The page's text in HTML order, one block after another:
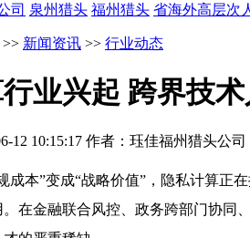
司 泉州猎头 福州猎头 省海外高层次
>> 新闻资讯 >> 行业动态
业兴起 跨界技
12 10:15:17 作者：珏佳福州猎头公司
成本”变成“战略价值”，隐私计算正
。在金融联合风控、政务跨部门协同